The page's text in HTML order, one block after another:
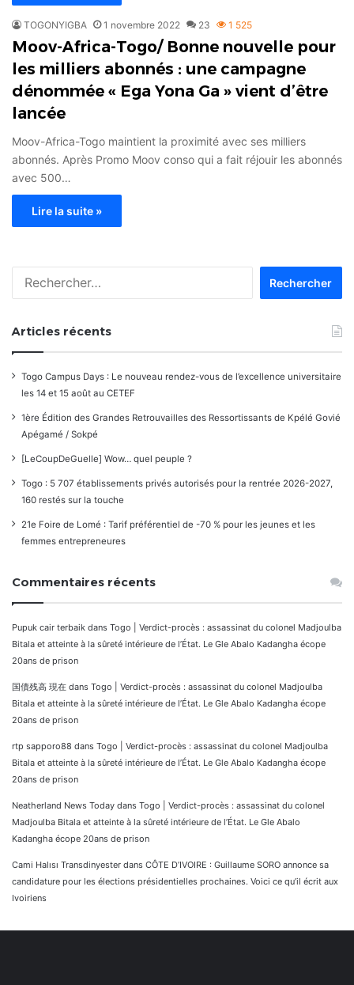
TOGONYIGBA 1 novembre 2022 23 1 525
Moov-Africa-Togo/ Bonne nouvelle pour
les milliers abonnés : une campagne
dénommée « Ega Yona Ga » vient d’être
lancée
Moov-Africa-Togo maintient la proximité avec ses milliers
abonnés. Après Promo Moov conso qui a fait réjouir les abonnés
avec 500…
Lire la suite »
Articles récents
Togo Campus Days : Le nouveau rendez-vous de l’excellence universitaire
les 14 et 15 août au CETEF
1ère Édition des Grandes Retrouvailles des Ressortissants de Kpélé Govié
Apégamé / Sokpé
[LeCoupDeGuelle] Wow… quel peuple ?
Togo : 5 707 établissements privés autorisés pour la rentrée 2026-2027,
160 restés sur la touche
21e Foire de Lomé : Tarif préférentiel de -70 % pour les jeunes et les
femmes entrepreneures
Commentaires récents
Pupuk cair terbaik dans Togo | Verdict-procès : assassinat du colonel Madjoulba
Bitala et atteinte à la sûreté intérieure de l’État. Le Gle Abalo Kadangha écope
20ans de prison
国債残高 現在 dans Togo | Verdict-procès : assassinat du colonel Madjoulba
Bitala et atteinte à la sûreté intérieure de l’État. Le Gle Abalo Kadangha écope
20ans de prison
rtp sapporo88 dans Togo | Verdict-procès : assassinat du colonel Madjoulba
Bitala et atteinte à la sûreté intérieure de l’État. Le Gle Abalo Kadangha écope
20ans de prison
Neatherland News Today dans Togo | Verdict-procès : assassinat du colonel
Madjoulba Bitala et atteinte à la sûreté intérieure de l’État. Le Gle Abalo
Kadangha écope 20ans de prison
Cami Halısı Transdinyester dans CÔTE D’IVOIRE : Guillaume SORO annonce sa
candidature pour les élections présidentielles prochaines. Voici ce qu’il écrit aux
Ivoiriens